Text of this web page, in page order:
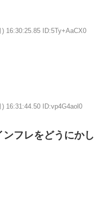
) 16:30:25.85 ID:5Ty+AaCX0
) 16:31:44.50 ID:vp4G4aol0
フレをどうにかし